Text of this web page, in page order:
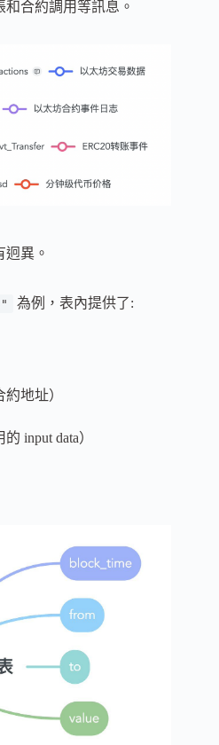
和合約調用等訊息。
異。
為例，表內提供了:
地址）
input data）